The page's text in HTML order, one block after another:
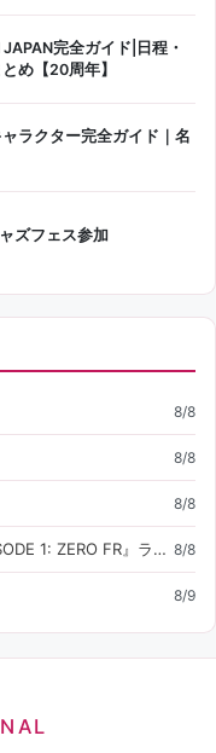
完全ガイド|日程・
め【20周年】
ラクター完全ガイド｜名
ズフェス参加
8/8
8/8
8/8
NMIXX『NMIXX 1ST WORLD TOUR <EPISODE 1: ZERO FR』ライブ・コンサート情報 8/8
8/9